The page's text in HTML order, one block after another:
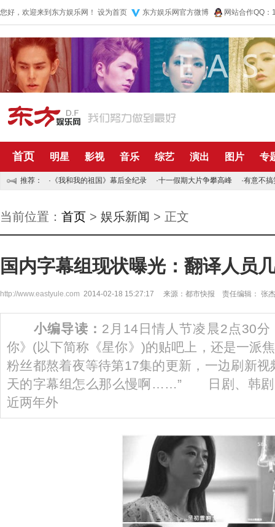
您好，欢迎来到东方娱乐网！ 设为首页 东方娱乐网官方微博 网站合作QQ
首页 明星 影视 音乐 综艺 演出 图片 专
推荐： · 《我和我的祖国》幕后全纪录 ·十一假期大片争攀高峰 ·有意不搞
当前位置： 首页 > 娱乐新闻 > 正文
国内字幕组现状曝光：翻译人员
http://www.eastyule.com 2014-02-18 15:27:17 来源：都市快报 责任编辑： 张杰
小编导读： 2月14日情人节凌晨2点30
你》(以下简称《星你》)的贴吧上，还是一派
粉丝都熬着夜等待第17集的更新，一边刷新视
天的字幕组怎么那么慢啊……” 日剧、韩剧
近两年外